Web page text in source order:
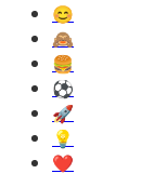
😊️
🙈️
🍔️
⚽️
🚀️
💡️
❤️